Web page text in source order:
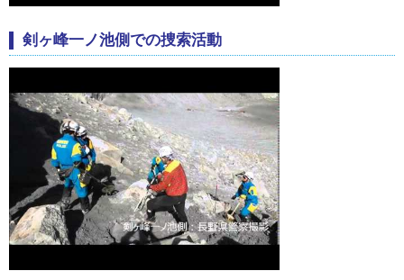
剣ヶ峰一ノ池側での捜索活動